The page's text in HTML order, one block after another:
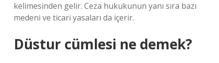
kelimesinden gelir. Ceza hukukunun yanı sıra bazı
medeni ve ticari yasaları da içerir.
Düstur cümlesi ne demek?